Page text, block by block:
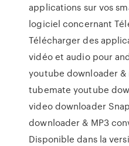
applications sur vos
logiciel concernant
Télécharger des
vidéo et audio pour
youtube downloader
tubemate youtube
video downloader
downloader & MP3
Disponible dans la